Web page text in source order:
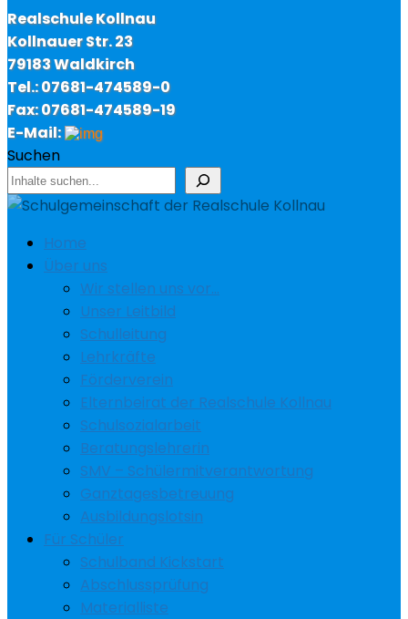
Realschule Kollnau
Kollnauer Str. 23
79183 Waldkirch
Tel.: 07681-474589-0
Fax: 07681-474589-19
E-Mail:
Suchen
Home
Über uns
Wir stellen uns vor…
Unser Leitbild
Schulleitung
Lehrkräfte
Förderverein
Elternbeirat der Realschule Kollnau
Schulsozialarbeit
Beratungslehrerin
SMV – Schülermitverantwortung
Ganztagesbetreuung
Ausbildungslotsin
Für Schüler
Schulband Kickstart
Abschlussprüfung
Materialliste